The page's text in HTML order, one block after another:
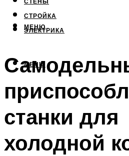
СТРОЙКА
ЭЛЕКТРИКА
МЕНЮ
МЕНЮ
станки для
холодной